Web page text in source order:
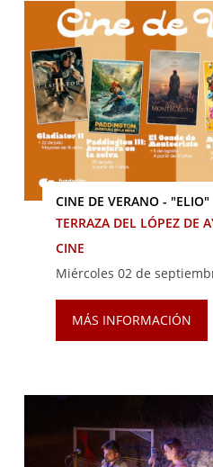
CINE DE VERANO - "ELIO"
TERRAZA DEL LÓPEZ DE
CINE
Miércoles 02 de
MÁS INFORMACIÓN